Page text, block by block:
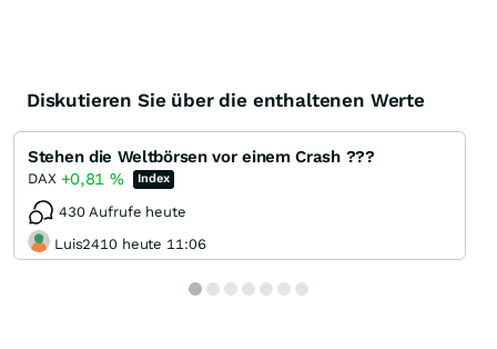
Diskutieren Sie über die enthaltenen Werte
Stehen die Weltbörsen vor einem Crash ???
DAX +0,81 % Index
430 Aufrufe heute
Luis2410 heute 11:06